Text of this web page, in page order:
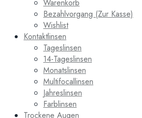
Warenkorb
Bezahlvorgang (Zur Kasse)
Wishlist
Kontaktlinsen
Tageslinsen
14-Tageslinsen
Monatslinsen
Multifocallinsen
Jahreslinsen
Farblinsen
Trockene Augen